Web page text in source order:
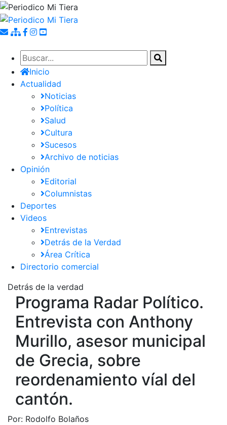
Pasar
al
contenido
Inicio
Actualidad
Noticias
Política
Salud
Cultura
Sucesos
Archivo de noticias
Opinión
Editorial
Columnistas
Deportes
Videos
Entrevistas
Detrás de la Verdad
Área Crítica
Directorio comercial
Detrás de la verdad
Programa Radar Político.
Entrevista con Anthony
Murillo, asesor municipal
de Grecia, sobre
reordenamiento víal del
cantón.
Por: Rodolfo Bolaños